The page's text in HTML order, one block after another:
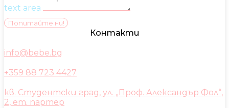
text area
Попитайте ни!
Контакти
info@bebe.bg
+359 88 723 4427
кв. Студентски град, ул. „Проф. Александър Фол“,
2, ет. партер